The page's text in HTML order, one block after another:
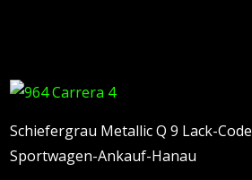
Schiefergrau Metallic Q 9 Lack-Code
Sportwagen-Ankauf-Hanau